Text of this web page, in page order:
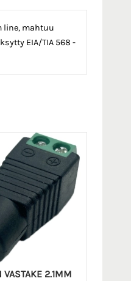
line, mahtuu
EIA/TIA 568 -
VASTAKE 2.1MM